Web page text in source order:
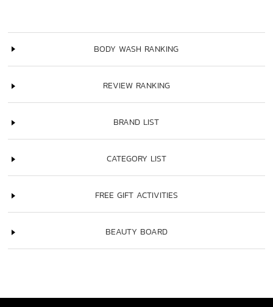
BODY WASH RANKING
REVIEW RANKING
BRAND LIST
CATEGORY LIST
FREE GIFT ACTIVITIES
BEAUTY BOARD